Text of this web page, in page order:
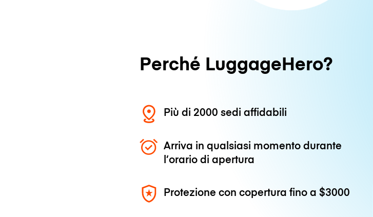
Perché LuggageHero?
Più di 2000 sedi affidabili
Arriva in qualsiasi momento durante
l’orario di apertura
Protezione con copertura fino a$3000